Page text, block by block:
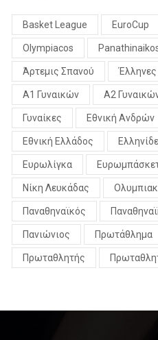
Basket League EuroCup
Olympiacos
Άρτεμις Σπανού
Α1 Γυναικών Α2
Γυναίκες Εθνική Ανδρών
Εθνική Ελλάδος
Ευρωλίγκα
Νίκη Λευκάδας
Παναθηναϊκός
Πανιώνιος Πρωτάθλημα
Πρωταθλητής